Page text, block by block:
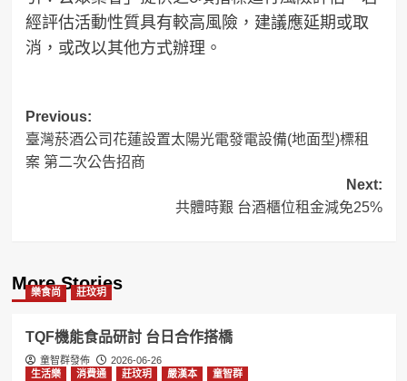
經評估活動性質具有較高風險，建議應延期或取
消，或改以其他方式辦理。
Post
navigation
Previous:
臺灣菸酒公司花蓮設置太陽光電發電設備(地面型)標租
案 第二次公告招商
Next:
共體時艱 台酒櫃位租金減免25%
More Stories
樂食尚 莊玟玥
TQF機能食品研討 台日合作搭橋
童智群發佈
2026-06-26
生活樂
消費通 莊玟玥 嚴漢本 童智群